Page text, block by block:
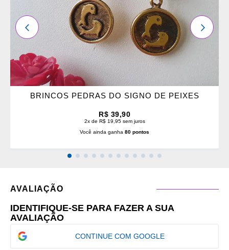
BRINCOS PEDRAS DO SIGNO DE PEIXES
R$ 39,90
2x de R$ 19,95 sem juros
Você ainda ganha 80 pontos
ANTERIOR
AVALIAÇÃO
IDENTIFIQUE-SE PARA FAZER A SUA
AVALIAÇÃO
CONTINUE COM GOOGLE